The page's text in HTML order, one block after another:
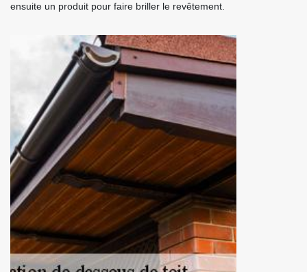
ensuite un produit pour faire briller le revêtement.